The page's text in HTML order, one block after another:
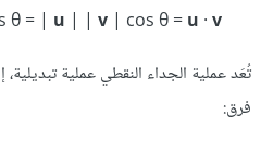
θ = | u | | v| cos θ =u ·v‪‪‪‪
تُعَد عملية الجداء النقطي عملية
فرق: